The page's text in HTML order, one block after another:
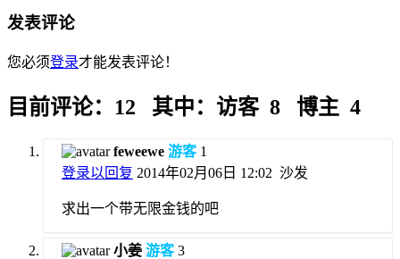
发表评论
您必须登录才能发表评论！
目前评论：12 其中：访客 8 博主 4
feweewe 游客 1
登录以回复 2014年02月06日 12:02 沙发
求出一个带无限金钱的吧
小姜 游客 3